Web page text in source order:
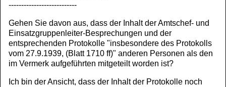
---------------------------
Gehen Sie davon aus, dass der Inhalt der Amtschef- und
Einsatzgruppenleiter-Besprechungen und der
entsprechenden Protokolle "insbesondere des Protokolls
vom 27.9.1939, (Blatt 1710 ff)" anderen Personen als den
im Vermerk aufgeführten mitgeteilt worden ist?
Ich bin der Ansicht, dass der Inhalt der Protokolle noch